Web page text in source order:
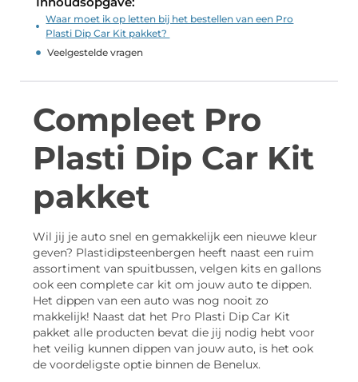
Waar moet ik op letten bij het bestellen van een Pro
Plasti Dip Car Kit pakket?
Veelgestelde vragen
Compleet Pro
Plasti Dip Car Kit
pakket
Wil jij je auto snel en gemakkelijk een nieuwe kleur
geven? Plastidipsteenbergen heeft naast een ruim
assortiment van spuitbussen, velgen kits en gallons
ook een complete car kit om jouw auto te dippen.
Het dippen van een auto was nog nooit zo
makkelijk! Naast dat het Pro Plasti Dip Car Kit
pakket alle producten bevat die jij nodig hebt voor
het veilig kunnen dippen van jouw auto, is het ook
de voordeligste optie binnen de Benelux.